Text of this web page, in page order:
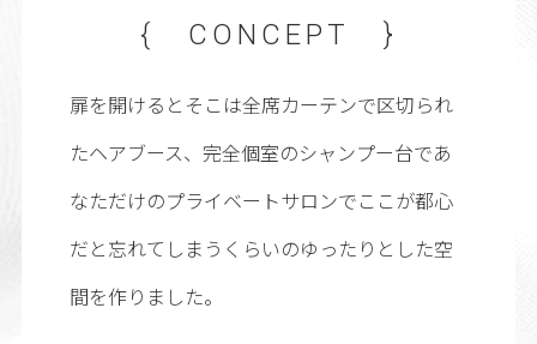
{ CONCEPT }
扉を開けるとそこは全席カーテンで区切られ
たヘアブース、完全個室のシャンプー台であ
なただけのプライベートサロンでここが都心
だと忘れてしまうくらいのゆったりとした空
間を作りました。